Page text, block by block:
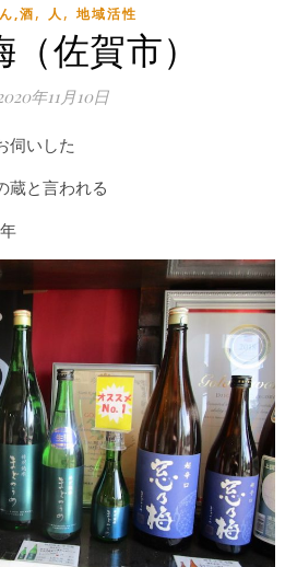
,酒, 人 , 地域活性
佐賀市）
年11月10日
伺いした
蔵と言われる